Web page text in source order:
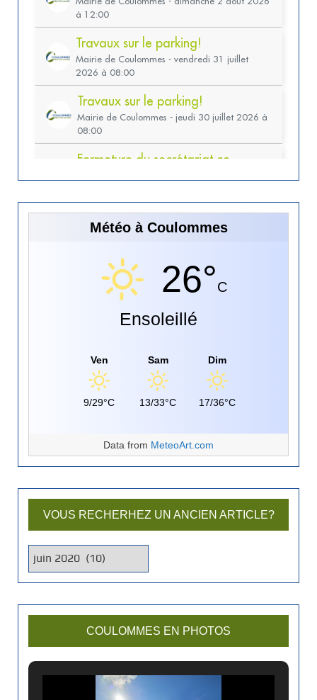
Météo à Coulommes
26°C
Ensoleillé
Ven
9/29°C
Sam
13/33°C
Dim
17/36°C
Data from MeteoArt.com
VOUS RECHERHEZ UN ANCIEN ARTICLE?
V
o
u
s
h
COULOMMES EN PHOTOS